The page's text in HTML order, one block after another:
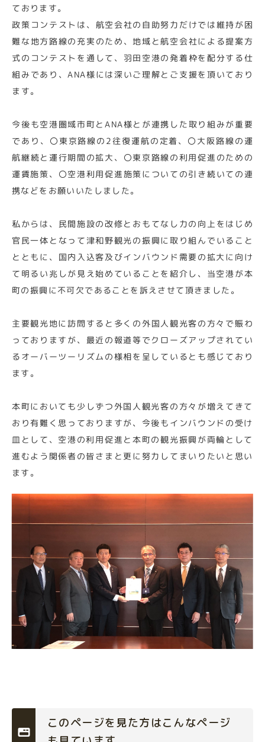
ております。
政策コンテストは、航空会社の自助努力だけでは維持が困
難な地方路線の充実のため、地域と航空会社による提案方
式のコンテストを通して、羽田空港の発着枠を配分する仕
組みであり、ANA様には深いご理解とご支援を頂いており
ます。
今後も空港圏域市町とANA様とが連携した取り組みが重要
であり、〇東京路線の2往復運航の定着、〇大阪路線の運
航継続と運行期間の拡大、〇東京路線の利用促進のための
運賃施策、〇空港利用促進施策についての引き続いての連
携などをお願いいたしました。
私からは、民間施設の改修とおもてなし力の向上をはじめ
官民一体となって津和野観光の振興に取り組んでいること
とともに、国内入込客及びインバウンド需要の拡大に向け
て明るい兆しが見え始めていることを紹介し、当空港が本
町の振興に不可欠であることを訴えさせて頂きました。
主要観光地に訪問すると多くの外国人観光客の方々で賑わ
っておりますが、最近の報道等でクローズアップされてい
るオーバーツーリズムの様相を呈しているとも感じており
ます。
本町においても少しずつ外国人観光客の方々が増えてきて
おり有難く思っておりますが、今後もインバウンドの受け
皿として、空港の利用促進と本町の観光振興が両輪として
進むよう関係者の皆さまと更に努力してまいりたいと思い
ます。
このページを見た方はこんなページ